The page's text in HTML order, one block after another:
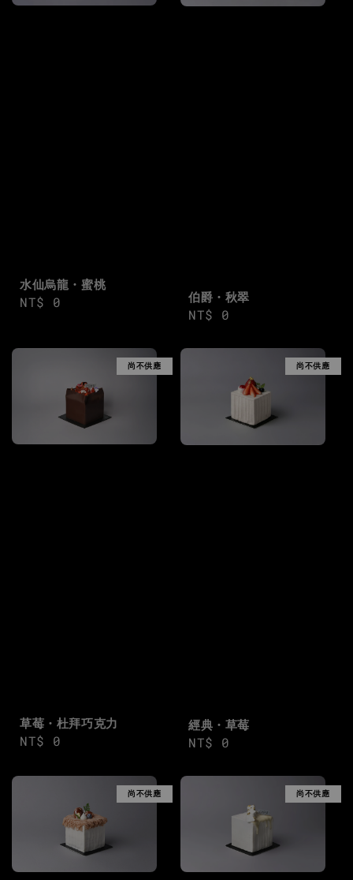
水仙烏龍・蜜桃
Regular
NT$ 0 伯爵・秋翠
Regular
NT$ 0
尚不供應
草莓・杜拜巧克力
Regular
NT$ 0
尚不供應
經典・草莓
Regular
NT$ 0
尚不供應 尚不供應